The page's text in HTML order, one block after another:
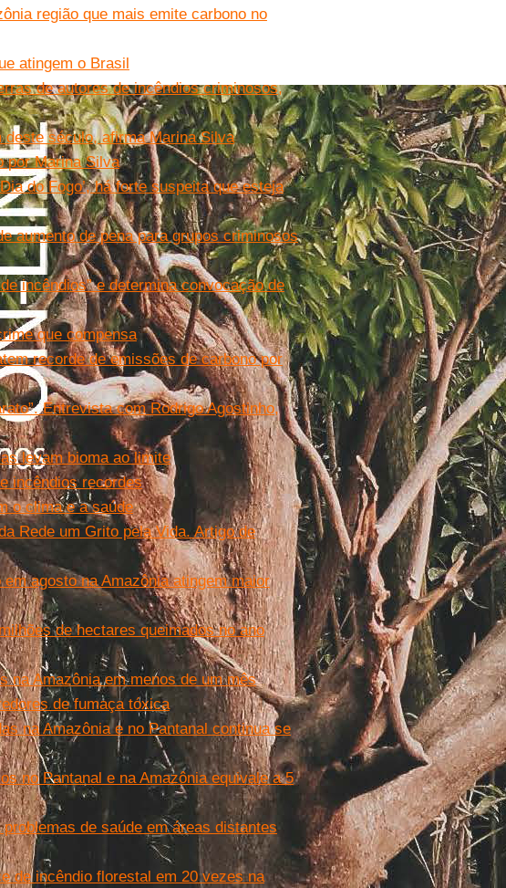
região que mais emite carbono no
atingem o Brasil
de autores de incêndios criminosos,
século, afirma Marina Silva
por Marina Silva
do Fogo’, há forte suspeita que esteja
aumento de pena para grupos criminosos
incêndios” e determina convocação de
que compensa
recorde de emissões de carbono por
Entrevista com Rodrigo Agostinho,
levam bioma ao limite
incêndios recordes
o clima e a saúde
Rede um Grito pela Vida. Artigo de
agosto na Amazônia atingem maior
de hectares queimados no ano
na Amazônia em menos de um mês
de fumaça tóxica
na Amazônia e no Pantanal continua se
no Pantanal e na Amazônia equivale a 5
de saúde em áreas distantes
de incêndio florestal em 20 vezes na